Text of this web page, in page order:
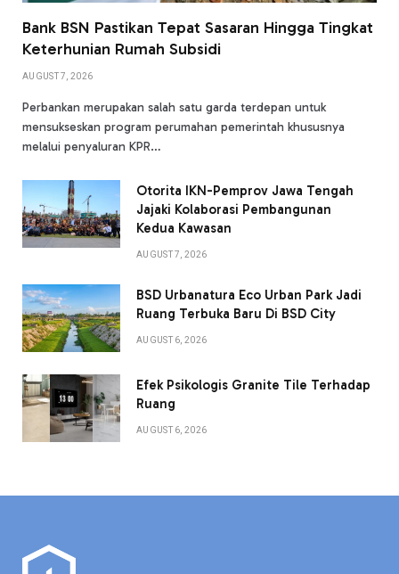
Bank BSN Pastikan Tepat Sasaran Hingga Tingkat
Keterhunian Rumah Subsidi
AUGUST 7, 2026
Perbankan merupakan salah satu garda terdepan untuk
mensukseskan program perumahan pemerintah khususnya
melalui penyaluran KPR…
Otorita IKN-Pemprov Jawa Tengah
Jajaki Kolaborasi Pembangunan
Kedua Kawasan
AUGUST 7, 2026
BSD Urbanatura Eco Urban Park Jadi
Ruang Terbuka Baru Di BSD City
AUGUST 6, 2026
Efek Psikologis Granite Tile Terhadap
Ruang
AUGUST 6, 2026